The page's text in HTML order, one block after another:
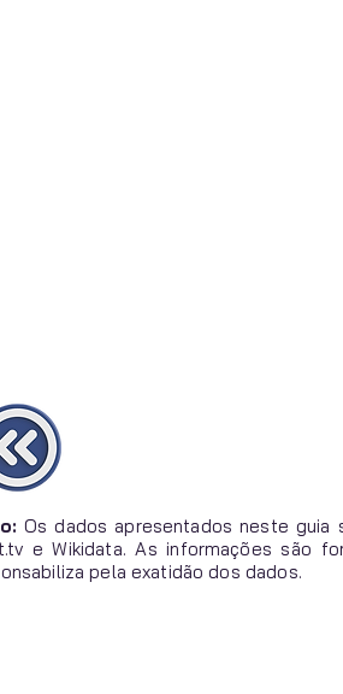
Os dados apresentados neste guia
e Wikidata. As informações são
pela exatidão dos dados.